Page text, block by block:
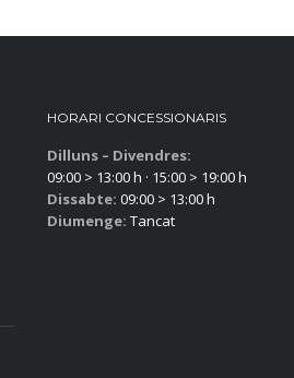
HORARI CONCESSIONARIS
Dilluns – Divendres:
09:00 > 13:00 h · 15:00 > 19:00 h
Dissabte: 09:00 > 13:00 h
Diumenge: Tancat